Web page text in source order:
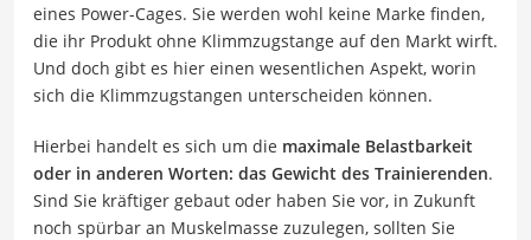
eines Power-Cages. Sie werden wohl keine Marke finden,
die ihr Produkt ohne Klimmzugstange auf den Markt wirft.
Und doch gibt es hier einen wesentlichen Aspekt, worin
sich die Klimmzugstangen unterscheiden können.
Hierbei handelt es sich um die maximale Belastbarkeit
oder in anderen Worten: das Gewicht des Trainierenden.
Sind Sie kräftiger gebaut oder haben Sie vor, in Zukunft
noch spürbar an Muskelmasse zuzulegen, sollten Sie